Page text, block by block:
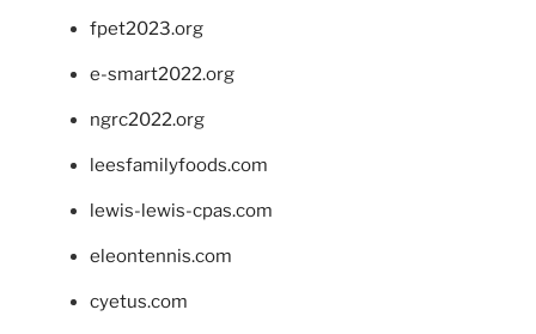
fpet2023.org
e-smart2022.org
ngrc2022.org
leesfamilyfoods.com
lewis-lewis-cpas.com
eleontennis.com
cyetus.com